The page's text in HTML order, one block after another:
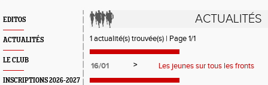
EDITOS
ACTUALITÉS
LE CLUB
INSCRIPTIONS 2026-2027
ACTUALITÉS
1 actualité(s) trouvée(s) | Page 1/1
16/01 > Les jeunes sur tous les fronts